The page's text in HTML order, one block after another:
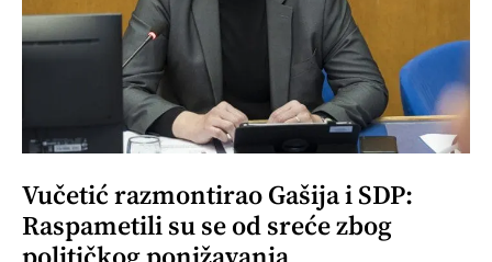
Vučetić razmontirao Gašija i SDP:
Raspametili su se od sreće zbog